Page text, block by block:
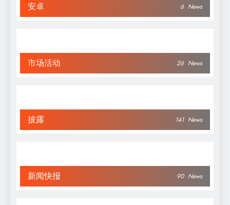
安卓 6 News
市场活动 26 News
披露 141 News
新闻快报 90 News